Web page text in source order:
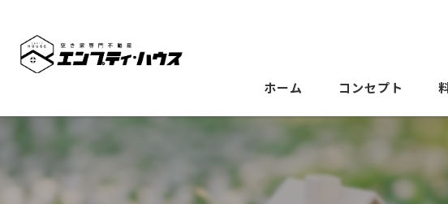
ホーム コンセプト